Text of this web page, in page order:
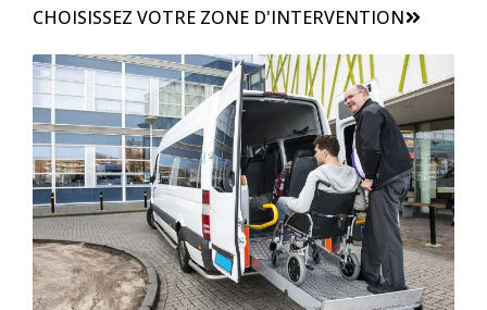
CHOISISSEZ VOTRE ZONE D'INTERVENTION